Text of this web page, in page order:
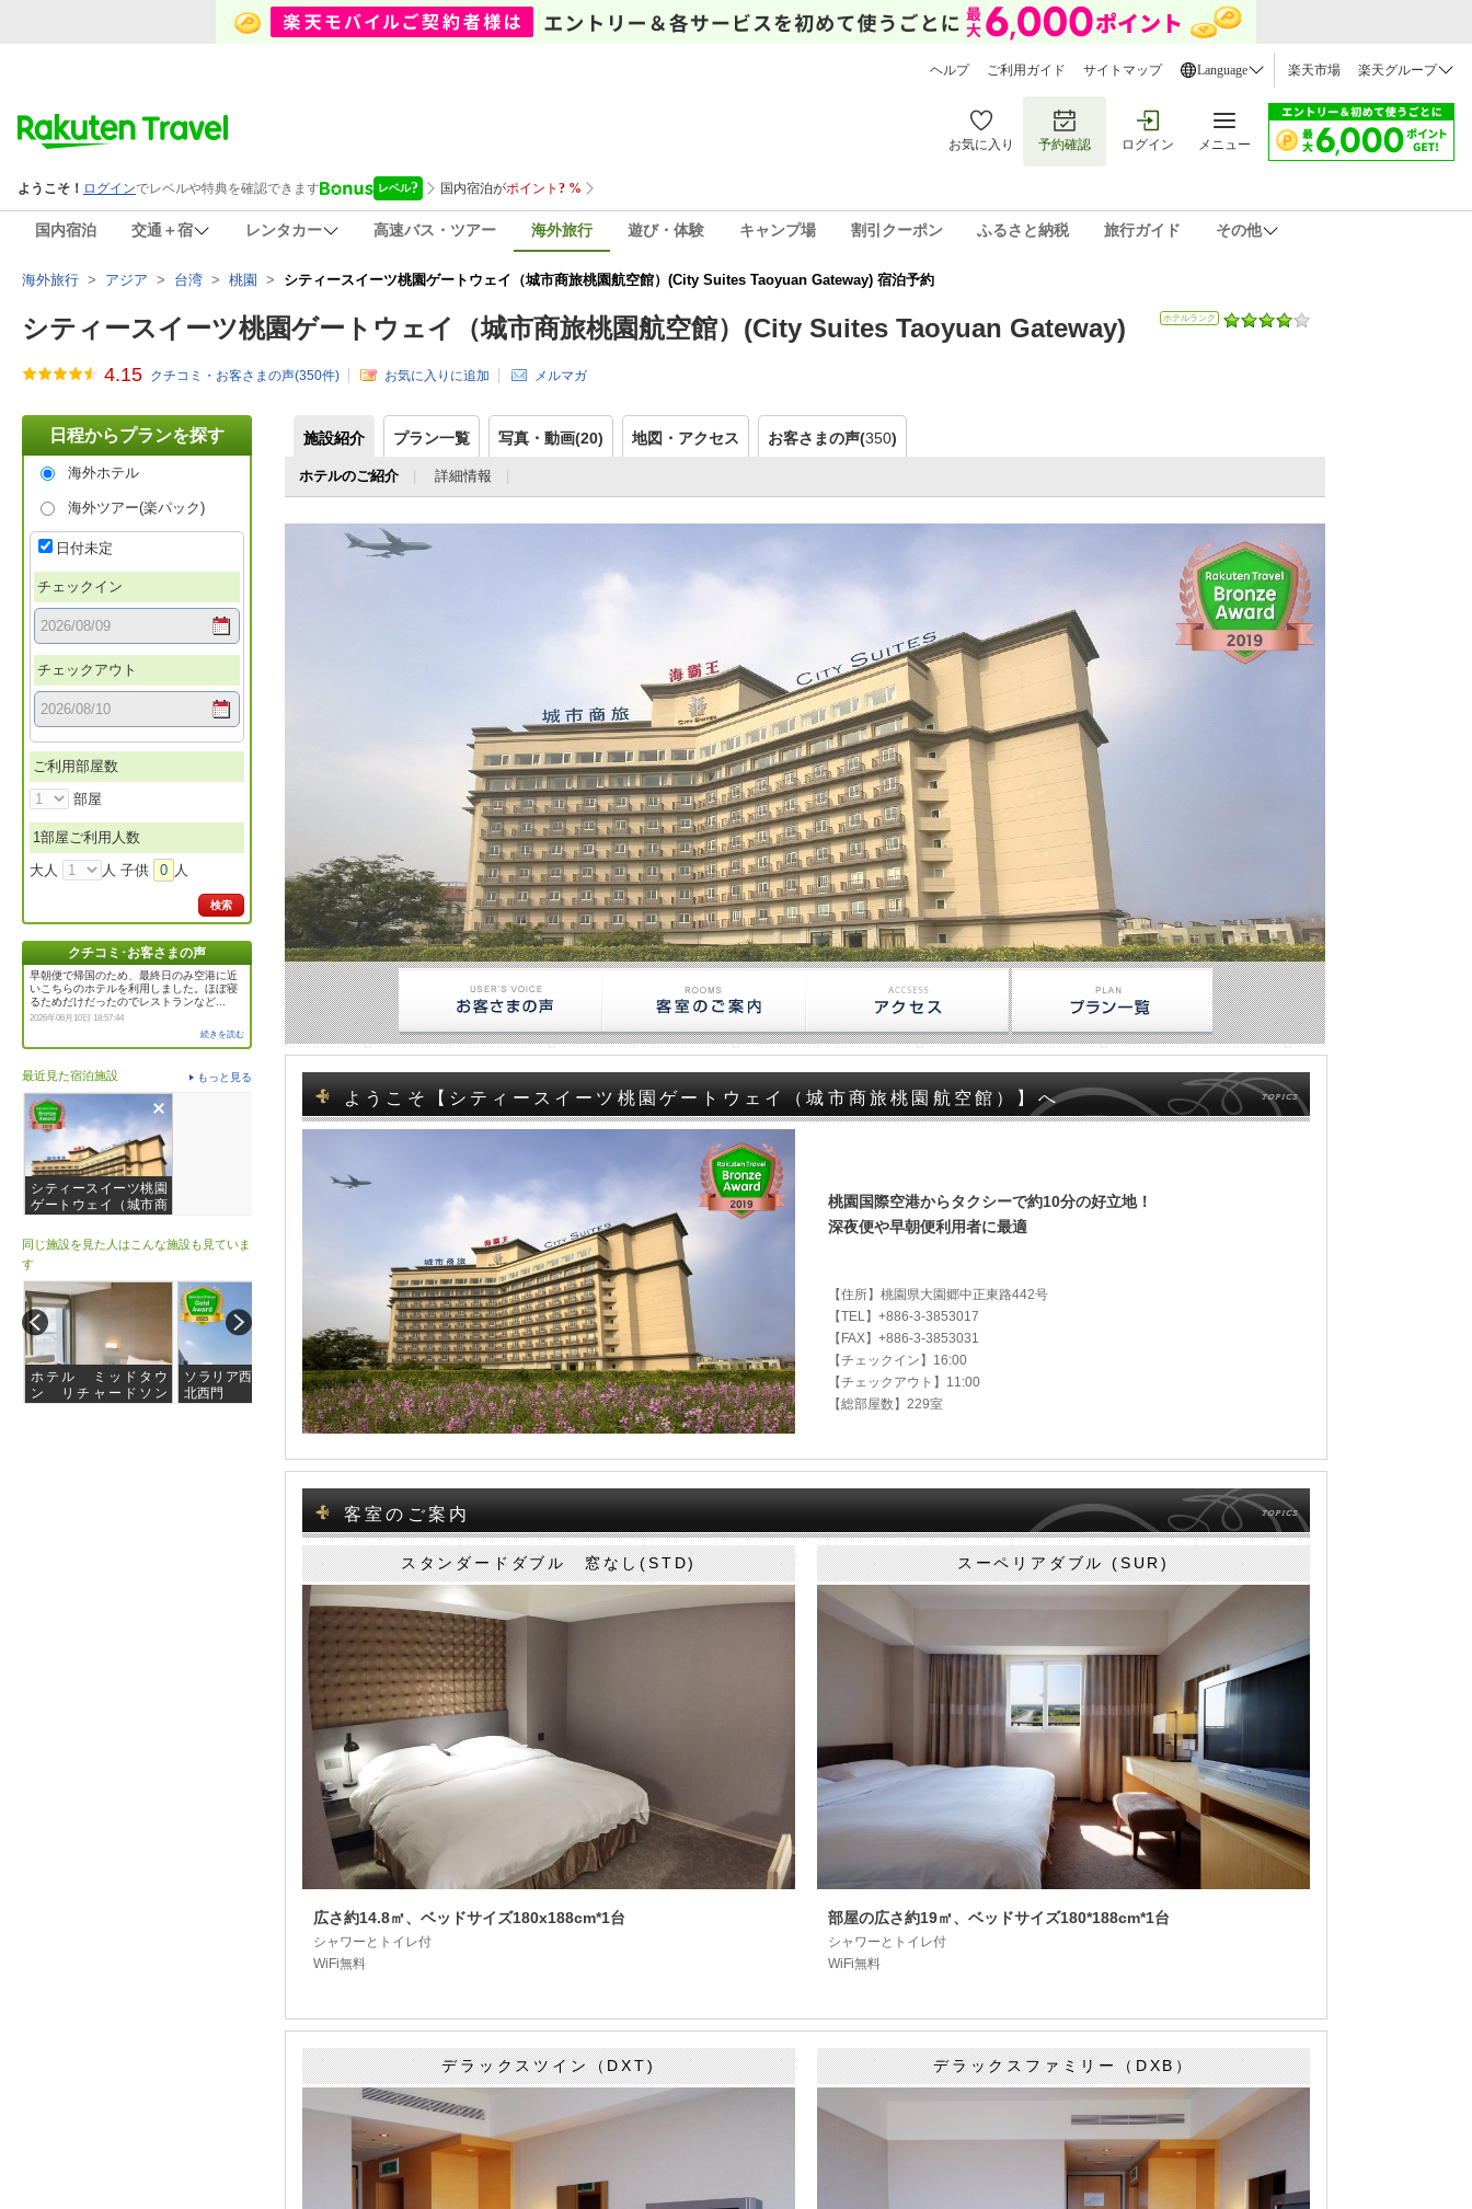
ヘルプ ご利用ガイド サイトマップ Language 楽天市場 楽天グループ
お気に入り 予約確認 ログイン メニュー
国内宿泊 交通＋宿 レンタカー 高速バス・ツアー 海外旅行 遊び・体験 キャンプ場 割引クーポン ふるさと納税 旅行ガイド その他
海外旅行 > アジア > 台湾 > 桃園 > シティースイーツ桃園ゲートウェイ（城市商旅桃園航空館）(City Suites Taoyuan Gateway) 宿泊予約
シティースイーツ桃園ゲートウェイ（城市商旅桃園航空館）(City Suites Taoyuan Gateway) ホテルランク
4.15 クチコミ・お客さまの声(350件) お気に入りに追加 メルマガ
日程からプランを探す
海外ホテル
海外ツアー(楽パック)
日付未定
チェックイン
チェックアウト
ご利用部屋数
部屋
1部屋ご利用人数
大人
人 子供 0 人
検索
クチコミ･お客さまの声
早朝便で帰国のため、最終日のみ空港に近
いこちらのホテルを利用しました。ほぼ寝
るためだけだったのでレストランなど...
2026年06月10日 18:57:44
続きを読む
最近見た宿泊施設 もっと見る
シティースイーツ桃園
ゲートウェイ（城市商
同じ施設を見た人はこんな施設も見ていま
す
ホテル ミッドタウ
ン リチャードソン
ソラリア西鉄ホテル台
北西門
グランドホテル台北
（円山大飯店）
ホテル リラックス
V(旅樂序精品旅館5館)
グッドライフホテル
（上華旅棧）
シーザーパーク台北(台
北凱撒大飯店)
台北国際ホテル(台北國
施設紹介 プラン一覧 写真・動画(20) 地図・アクセス お客さまの声(350)
ホテルのご紹介 詳細情報
ようこそ【シティースイーツ桃園ゲートウェイ（城市商旅桃園航空館）】へ
桃園国際空港からタクシーで約10分の好立地！
深夜便や早朝便利用者に最適
【住所】桃園県大園郷中正東路442号
【TEL】+886-3-3853017
【FAX】+886-3-3853031
【チェックイン】16:00
【チェックアウト】11:00
【総部屋数】229室
客室のご案内
スタンダードダブル 窓なし(STD)
広さ約14.8㎡、ベッドサイズ180x188cm*1台
シャワーとトイレ付
WiFi無料
スーペリアダブル (SUR)
部屋の広さ約19㎡、ベッドサイズ180*188cm*1台
シャワーとトイレ付
WiFi無料
デラックスツイン（DXT) デラックスファミリー（DXB）